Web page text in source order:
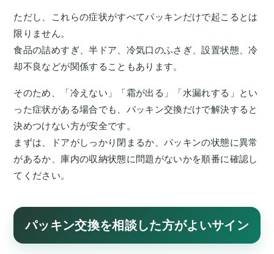
ただし、これらの症状がすべてパッキンだけで起こるとは
限りません。
食品の詰めすぎ、半ドア、冷気口のふさぎ、設置状態、冷
却不良などが関係することもあります。
そのため、「冷えない」「霜が出る」「水漏れする」とい
った症状がある場合でも、パッキン交換だけで解決すると
決めつけない方が安全です。
まずは、ドアがしっかり閉まるか、パッキンの状態に異常
があるか、庫内の収納状態に問題がないかを順番に確認し
てください。
パッキン交換を相談した方がよいサイン